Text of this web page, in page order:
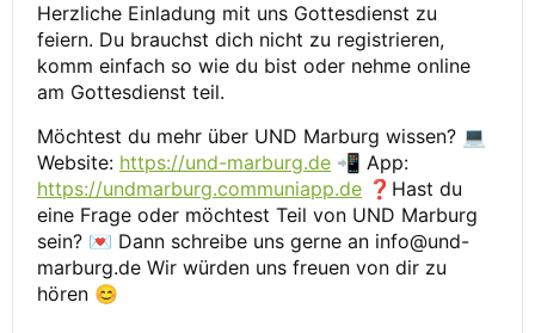
Herzliche Einladung mit uns Gottesdienst zu
feiern. Du brauchst dich nicht zu registrieren,
komm einfach so wie du bist oder nehme online
am Gottesdienst teil.
Möchtest du mehr über UND Marburg wissen? 💻
Website: https://und-marburg.de 📲 App:
https://undmarburg.communiapp.de ❓Hast du
eine Frage oder möchtest Teil von UND Marburg
sein? 💌 Dann schreibe uns gerne an info@und-
marburg.de Wir würden uns freuen von dir zu
hören 😊